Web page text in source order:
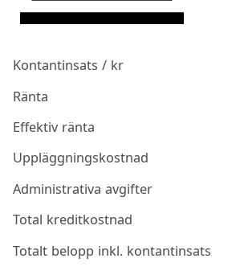
Kontantinsats / kr
Ränta
Effektiv ränta
Uppläggningskostnad
Administrativa avgifter
Total kreditkostnad
Totalt belopp inkl. kontantinsats